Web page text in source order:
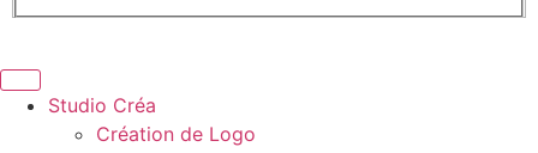
Studio Créa
Création de Logo